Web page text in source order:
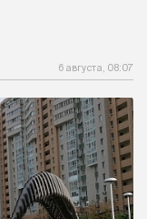
6 августа, 08:07